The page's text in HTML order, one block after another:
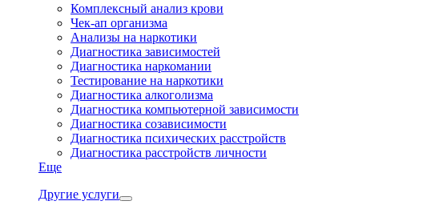
Комплексный анализ крови
Чек-ап организма
Анализы на наркотики
Диагностика зависимостей
Диагностика наркомании
Тестирование на наркотики
Диагностика алкоголизма
Диагностика компьютерной зависимости
Диагностика созависимости
Диагностика психических расстройств
Диагностика расстройств личности
Еще
Другие услуги